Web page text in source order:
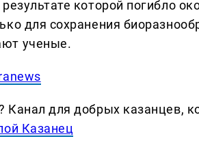
которой погибло
для сохранения
ученые.
Канал для добрых казанцев,
Казанец